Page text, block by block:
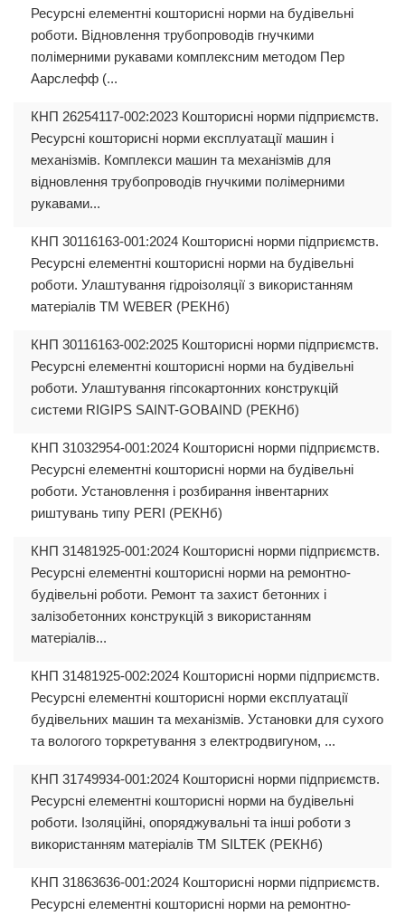
Ресурсні елементні кошторисні норми на будівельні
роботи. Відновлення трубопроводів гнучкими
полімерними рукавами комплексним методом Пер
Аарслефф (...
КНП 26254117-002:2023 Кошторисні норми підприємств.
Ресурсні кошторисні норми експлуатації машин і
механізмів. Комплекси машин та механізмів для
відновлення трубопроводів гнучкими полімерними
рукавами...
КНП 30116163-001:2024 Кошторисні норми підприємств.
Ресурсні елементні кошторисні норми на будівельні
роботи. Улаштування гідроізоляції з використанням
матеріалів ТМ WEBER (РЕКНб)
КНП 30116163-002:2025 Кошторисні норми підприємств.
Ресурсні елементні кошторисні норми на будівельні
роботи. Улаштування гіпсокартонних конструкцій
системи RIGIPS SAINT-GOBAIND (РЕКНб)
КНП 31032954-001:2024 Кошторисні норми підприємств.
Ресурсні елементні кошторисні норми на будівельні
роботи. Установлення і розбирання інвентарних
риштувань типу PERI (РЕКНб)
КНП 31481925-001:2024 Кошторисні норми підприємств.
Ресурсні елементні кошторисні норми на ремонтно-
будівельні роботи. Ремонт та захист бетонних і
залізобетонних конструкцій з використанням
матеріалів...
КНП 31481925-002:2024 Кошторисні норми підприємств.
Ресурсні елементні кошторисні норми експлуатації
будівельних машин та механізмів. Установки для сухого
та вологого торкретування з електродвигуном, ...
КНП 31749934-001:2024 Кошторисні норми підприємств.
Ресурсні елементні кошторисні норми на будівельні
роботи. Ізоляційні, опоряджувальні та інші роботи з
використанням матеріалів ТМ SILTEK (РЕКНб)
КНП 31863636-001:2024 Кошторисні норми підприємств.
Ресурсні елементні кошторисні норми на ремонтно-